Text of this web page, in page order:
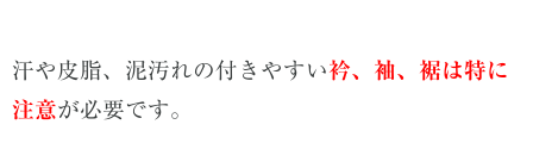
汗や皮脂、泥汚れの付きやすい衿、袖、裾は特に
注意が必要です。